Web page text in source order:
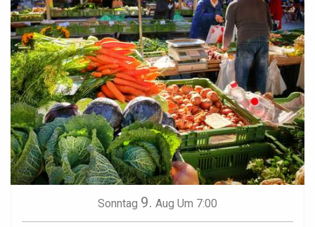
Sonntag 9. Aug Um 7:00